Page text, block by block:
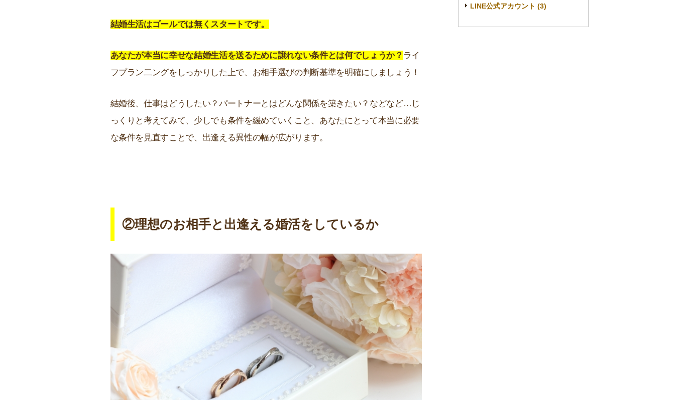
結婚生活はゴールでは無くスタートです。
あなたが本当に幸せな結婚生活を送るために譲れない条件とは何でしょうか？ ライ
フプラン二ングをしっかりした上で、お相手選びの判断基準を明確にしましょう！
結婚後、仕事はどうしたい？パートナーとはどんな関係を築きたい？などなど…じ
っくりと考えてみて、少しでも条件を緩めていくこと、あなたにとって本当に必要
な条件を見直すことで、出逢える異性の幅が広がります。
②理想のお相手と出逢える婚活をしているか
LINE公式アカウント (3)